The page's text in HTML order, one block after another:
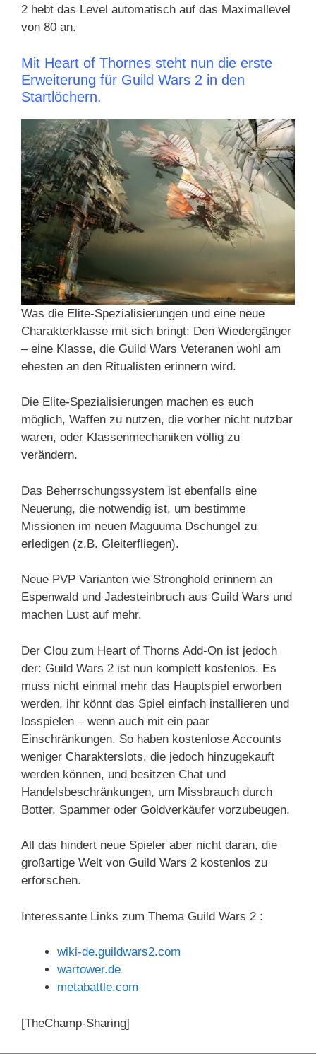
2 hebt das Level automatisch auf das Maximallevel
von 80 an.
Mit Heart of Thornes steht nun die erste
Erweiterung für Guild Wars 2 in den
Startlöchern.
Was die Elite-Spezialisierungen und eine neue
Charakterklasse mit sich bringt: Den Wiedergänger
– eine Klasse, die Guild Wars Veteranen wohl am
ehesten an den Ritualisten erinnern wird.
Die Elite-Spezialisierungen machen es euch
möglich, Waffen zu nutzen, die vorher nicht nutzbar
waren, oder Klassenmechaniken völlig zu
verändern.
Das Beherrschungssystem ist ebenfalls eine
Neuerung, die notwendig ist, um bestimme
Missionen im neuen Maguuma Dschungel zu
erledigen (z.B. Gleiterfliegen).
Neue PVP Varianten wie Stronghold erinnern an
Espenwald und Jadesteinbruch aus Guild Wars und
machen Lust auf mehr.
Der Clou zum Heart of Thorns Add-On ist jedoch
der: Guild Wars 2 ist nun komplett kostenlos. Es
muss nicht einmal mehr das Hauptspiel erworben
werden, ihr könnt das Spiel einfach installieren und
losspielen – wenn auch mit ein paar
Einschränkungen. So haben kostenlose Accounts
weniger Charakterslots, die jedoch hinzugekauft
werden können, und besitzen Chat und
Handelsbeschränkungen, um Missbrauch durch
Botter, Spammer oder Goldverkäufer vorzubeugen.
All das hindert neue Spieler aber nicht daran, die
großartige Welt von Guild Wars 2 kostenlos zu
erforschen.
Interessante Links zum Thema Guild Wars 2 :
wiki-de.guildwars2.com
wartower.de
metabattle.com
[TheChamp-Sharing]